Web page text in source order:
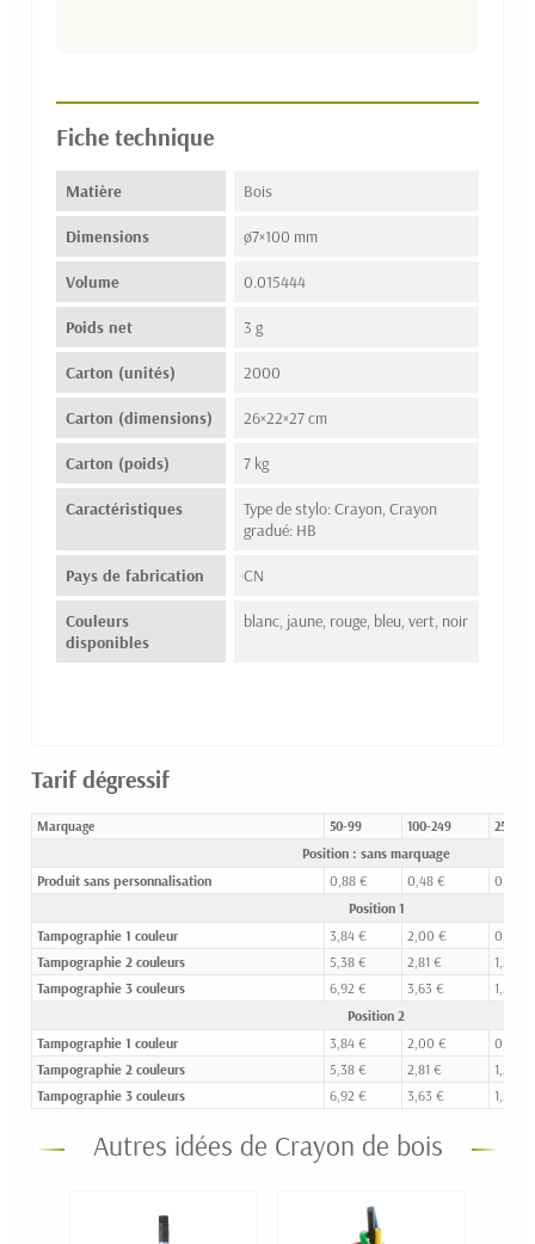
Fiche technique
Matière Bois
Dimensions ø7×100 mm
Volume 0.015444
Poids net 3 g
Carton (unités) 2000
Carton (dimensions) 26×22×27 cm
Carton (poids) 7 kg
Caractéristiques
Type de stylo: Crayon, Crayon
gradué: HB
Pays de fabrication CN
Couleurs
disponibles
blanc, jaune, rouge, bleu, vert, noir
Tarif dégressif
Marquage 50-99 100-249 250-
Position : sans marquage
Produit sans personnalisation
0,88 € 0,48 €
0,23 €
Position 1
Tampographie 1 couleur
3,84 € 2,00 €
0,81 €
Tampographie 2 couleurs
5,38 € 2,81 €
1,20 €
Tampographie 3 couleurs
6,92 € 3,63 €
1,58 €
Position 2
Tampographie 1 couleur
3,84 € 2,00 €
0,81 €
Tampographie 2 couleurs
5,38 € 2,81 €
1,20 €
Tampographie 3 couleurs
6,92 € 3,63 € 1,58 €
Autres idées de Crayon de bois